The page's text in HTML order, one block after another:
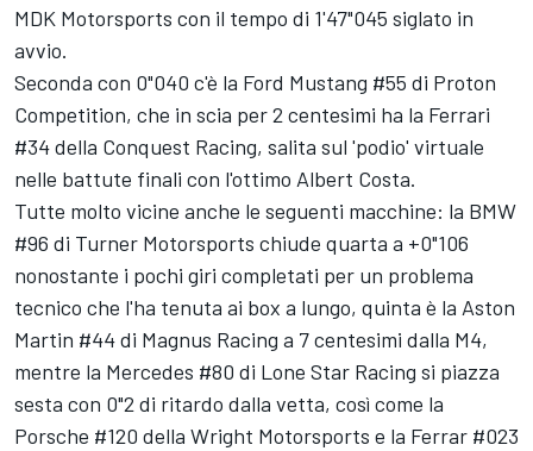
MDK Motorsports con il tempo di 1'47"045 siglato in
avvio.
Seconda con 0"040 c'è la Ford Mustang #55 di Proton
Competition, che in scia per 2 centesimi ha la Ferrari
#34 della Conquest Racing, salita sul 'podio' virtuale
nelle battute finali con l'ottimo Albert Costa.
Tutte molto vicine anche le seguenti macchine: la BMW
#96 di Turner Motorsports chiude quarta a +0"106
nonostante i pochi giri completati per un problema
tecnico che l'ha tenuta ai box a lungo, quinta è la Aston
Martin #44 di Magnus Racing a 7 centesimi dalla M4,
mentre la Mercedes #80 di Lone Star Racing si piazza
sesta con 0"2 di ritardo dalla vetta, così come la
Porsche #120 della Wright Motorsports e la Ferrar #023